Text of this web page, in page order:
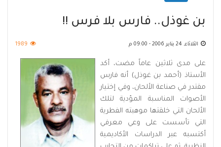
بن غوذل.. فارس بلا فرس !!
الثلاثاء, 24 يناير 2006 - 09:00 م 1989
على مدى ثلاثين عاماً مضت، أكد
الأستاذ (أحمد بن غوذل) أنه فارس
مقتدر في صناعة الألحان، وفي إختيار
الأصوات المناسبة المؤدية لتلك
الألحان التي خلقتها موهبته الفطرية
التي تأسست على وعي معرفي
أكتسبه عبر الدراسات الأكاديمية